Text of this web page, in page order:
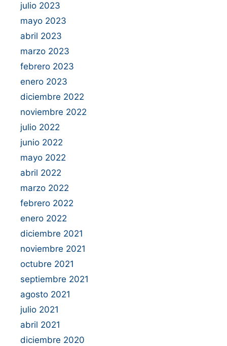
julio 2023
mayo 2023
abril 2023
marzo 2023
febrero 2023
enero 2023
diciembre 2022
noviembre 2022
julio 2022
junio 2022
mayo 2022
abril 2022
marzo 2022
febrero 2022
enero 2022
diciembre 2021
noviembre 2021
octubre 2021
septiembre 2021
agosto 2021
julio 2021
abril 2021
diciembre 2020